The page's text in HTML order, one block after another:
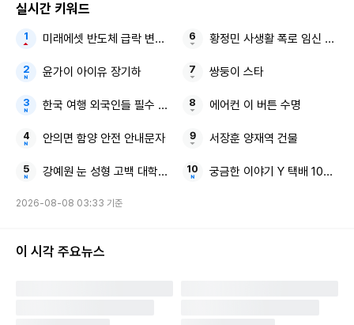
발매하는 지수도 31일 타이틀 포스터를 공개, 신보 'AMORTA
실시간 키워드
미래에셋 반도체 급락 변동성 피할 ‘두 가지 축’
윤가이 아이유 장기하
한국 여행 외국인들 필수 구매템
안의면 함양 안전 안내문자
강예원 눈 성형 고백 대학생 비주얼
황정민 사생활 폭로 임신 축하
쌍둥이 스타
에어컨 이 버튼 수명
서장훈 양재역 건물
궁금한 이야기 Y 택배 100개
2026-08-08 03:33 기준
이 시각 주요뉴스